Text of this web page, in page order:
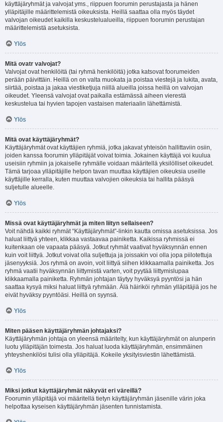
käyttäjäryhmät ja valvojat yms., riippuen foorumin perustajasta ja hänen
ylläpitäjille määrittelemistä oikeuksista. Heillä saattaa olla myös täydet
valvojan oikeudet kaikilla keskustelualueilla, riippuen foorumin perustajan
määrittelemistä asetuksista.
Ylös
Mitä ovatr valvojat?
Valvojat ovat henkilöitä (tai ryhmä henkilöitä) jotka katsovat foorumeiden
perään päivittäin. Heillä on on valta muokata ja poistaa viestejä ja lukita, avata,
siirtää, poistaa ja jakaa viestiketjuja niillä alueilla joissa heillä on valvojan
oikeudet. Yleensä valvojat ovat paikalla estämässä aiheen vierestä
keskustelua tai hyvien tapojen vastaisen materiaalin lähettämistä.
Ylös
Mitä ovat käyttäjäryhmät?
Käyttäjäryhmät ovat käyttäjien ryhmiä, jotka jakavat yhteisön hallittaviin osiin,
joiden kanssa foorumin ylläpitäjät voivat toimia. Jokainen käyttäjä voi kuulua
useisiin ryhmiin ja jokaiselle ryhmälle voidaan määritellä yksilölliset oikeudet.
Tämä tarjoaa ylläpitäjille helpon tavan muuttaa käyttäjien oikeuksia useille
käyttäjille kerralla, kuten muuttaa valvojien oikeuksia tai hallita pääsyä
suljetulle alueelle.
Ylös
Missä ovat käyttäjäryhmät ja miten liityn sellaiseen?
Voit nähdä kaikki ryhmät “Käyttäjäryhmät”-linkin kautta omissa asetuksissa. Jos
haluat liittyä yhteen, klikkaa vastaavaa painiketta. Kaikissa ryhmissä ei
kuitenkaan ole vapaata pääsyä. Jotkut ryhmät vaativat hyväksynnän ennen
kuin voit liittyä. Jotkut voivat olla suljettuja ja joissakin voi olla jopa piilotettuja
jäsenyyksiä. Jos ryhmä on avoin, voit liittyä siihen klikkaamalla painiketta. Jos
ryhmä vaatii hyväksynnän liittymistä varten, voit pyytää liittymislupaa
klikkaamalla painiketta. Ryhmän johtajan täytyy hyväksyä pyyntösi ja hän
saattaa kysyä miksi haluat liittyä ryhmään. Älä häiriköi ryhmän ylläpitäjiä jos he
eivät hyväksy pyyntöäsi. Heillä on syynsä.
Ylös
Miten pääsen käyttäjäryhmän johtajaksi?
Käyttäjäryhmän johtaja on yleensä määritelty, kun käyttäjäryhmät on alunperin
luotu ylläpitäjän toimesta. Jos haluat luoda käyttäjäryhmän, ensimmäinen
yhteyshenkilösi tulisi olla ylläpitäjä. Kokeile yksityisviestin lähettämistä.
Ylös
Miksi jotkut käyttäjäryhmät näkyvät eri väreillä?
Foorumin ylläpitäjä voi määritellä tietyn käyttäjäryhmän jäsenille värin joka
helpottaa kyseisen käyttäjäryhmän jäsenten tunnistamista.